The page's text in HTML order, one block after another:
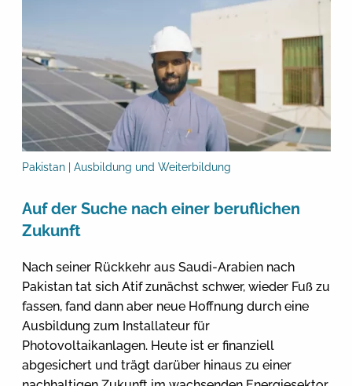
Pakistan | Ausbildung und Weiterbildung
Auf der Suche nach einer beruflichen
Zukunft
Nach seiner Rückkehr aus Saudi-Arabien nach
Pakistan tat sich Atif zunächst schwer, wieder Fuß zu
fassen, fand dann aber neue Hoffnung durch eine
Ausbildung zum Installateur für
Photovoltaikanlagen. Heute ist er finanziell
abgesichert und trägt darüber hinaus zu einer